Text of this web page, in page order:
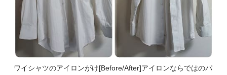
ワイシャツのアイロンがけ[Before/After]アイロンならではのパ